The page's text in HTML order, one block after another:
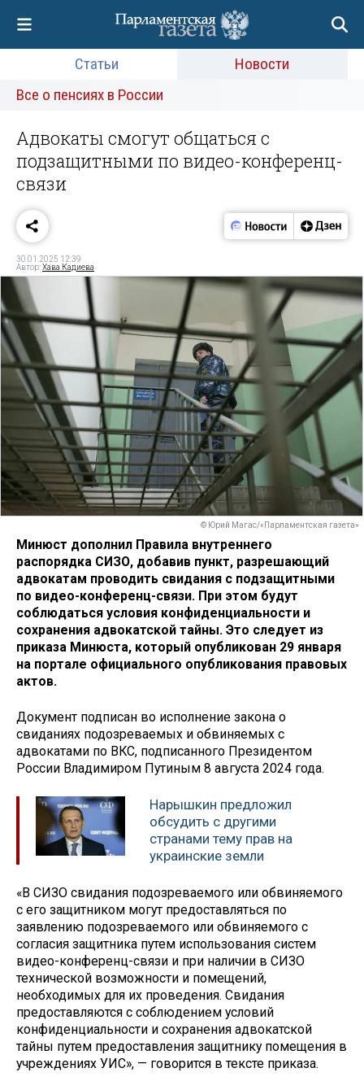
Статьи
Новости
Все о пенсиях в России
Адвокаты смогут общаться с
подзащитными по видео-конференц-
связи
30.01.2025 12:39
Автор:Хава Кадиева
© Юрий Магас/«Парламентская газета»
Минюст дополнил Правила внутреннего
распорядка СИЗО, добавив пункт, разрешающий
адвокатам проводить свидания с подзащитными
по видео-конференц-связи. При этом будут
соблюдаться условия конфиденциальности и
сохранения адвокатской тайны. Это следует из
приказа Минюста, который опубликован 29 января
на портале официального опубликования правовых
актов.
Документ подписан во исполнение закона о
свиданиях подозреваемых и обвиняемых с
адвокатами по ВКС, подписанного Президентом
России Владимиром Путиным 8 августа 2024 года.
Нарышкин предложил
обсудить с другими
странами тему прав на
украинские земли
«В СИЗО свидания подозреваемого или обвиняемого
с его защитником могут предоставляться по
заявлению подозреваемого или обвиняемого с
согласия защитника путем использования систем
видео-конференц-связи и при наличии в СИЗО
технической возможности и помещений,
необходимых для их проведения. Свидания
предоставляются с соблюдением условий
конфиденциальности и сохранения адвокатской
тайны путем предоставления защитнику помещения в
учреждениях УИС», — говорится в тексте приказа.